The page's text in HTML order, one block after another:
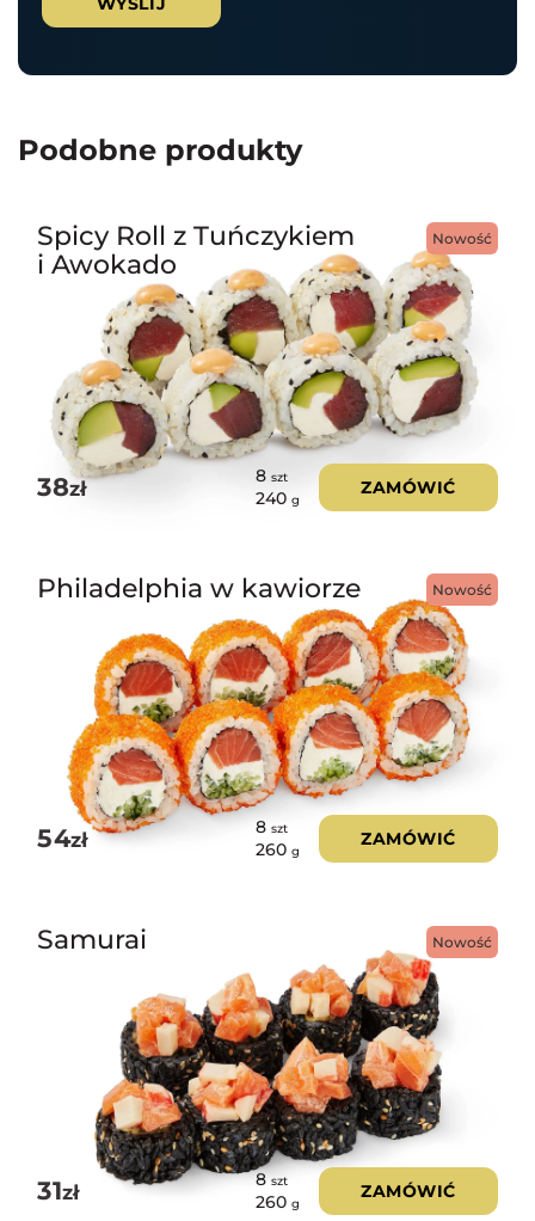
Podobne produkty
Nowość
Spicy Roll z Tuńczykiem
i Awokado
38zł
8 szt
240 g
ZAMÓWIĆ
Nowość
Philadelphia w kawiorze
54zł
8 szt
260 g
ZAMÓWIĆ
Nowość
Samurai
31zł
8szt
260 g
ZAMÓWIĆ